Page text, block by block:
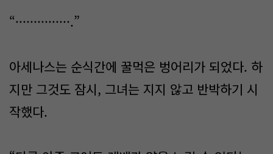
“···············.”
아세나스는 순식간에 꿀먹은 벙어리가 되었다. 하
지만 그것도 잠시, 그녀는 지지 않고 반박하기 시
작했다.